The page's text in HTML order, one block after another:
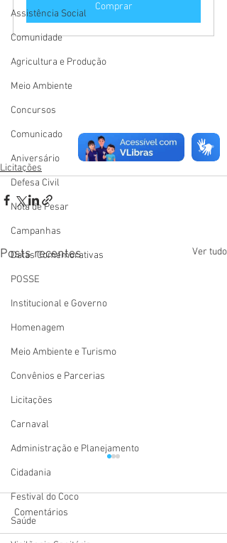
Assistência Social
Comunidade
Agricultura e Produção
Meio Ambiente
Concursos
Comunicado
Aniversário
Defesa Civil
Nota de Pesar
Campanhas
Datas Comemorativas
POSSE
Institucional e Governo
Homenagem
Meio Ambiente e Turismo
Convênios e Parcerias
Licitações
Carnaval
Administração e Planejamento
Cidadania
Festival do Coco
Saúde
Comprar
Licitações
Posts recentes Ver tudo
Comentários